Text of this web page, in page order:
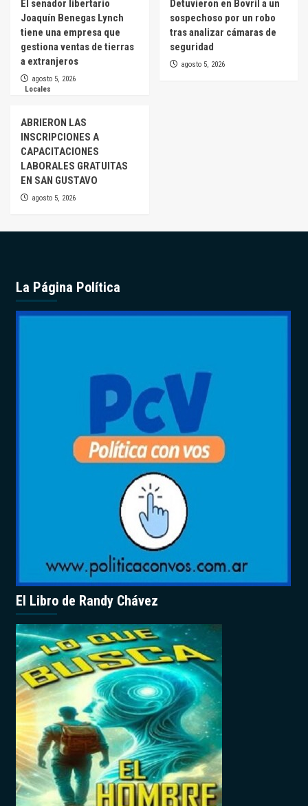
El senador libertario
Joaquín Benegas Lynch
tiene una empresa que
gestiona ventas de tierras
a extranjeros
agosto 5, 2026
Detuvieron en Bovril a un
sospechoso por un robo
tras analizar cámaras de
seguridad
agosto 5, 2026
Locales
ABRIERON LAS
INSCRIPCIONES A
CAPACITACIONES
LABORALES GRATUITAS
EN SAN GUSTAVO
agosto 5, 2026
La Página Política
El Libro de Randy Chávez